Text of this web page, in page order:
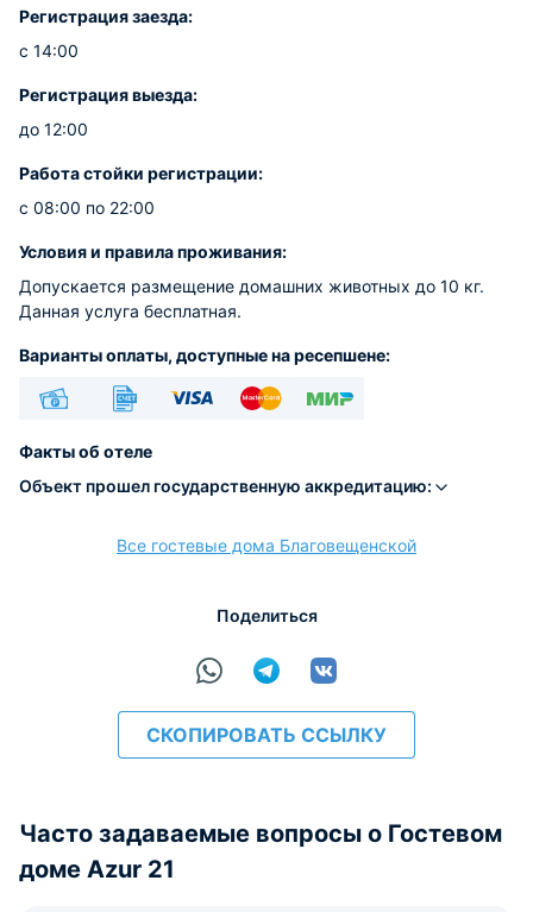
Регистрация заезда:
с 14:00
Регистрация выезда:
до 12:00
Работа стойки регистрации:
с 08:00 по 22:00
Условия и правила проживания:
Допускается размещение домашних животных до 10 кг.
Данная услуга бесплатная.
Варианты оплаты, доступные на ресепшене:
расчёт
Факты об отеле
Объект прошел государственную аккредитацию:
Все гостевые дома Благовещенской
Поделиться
СКОПИРОВАТЬ ССЫЛКУ
Часто задаваемые вопросы о Гостевом
доме Azur 21